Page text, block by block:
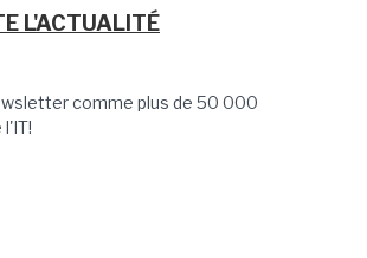
L'ACTUALITÉ
comme plus de 50 000